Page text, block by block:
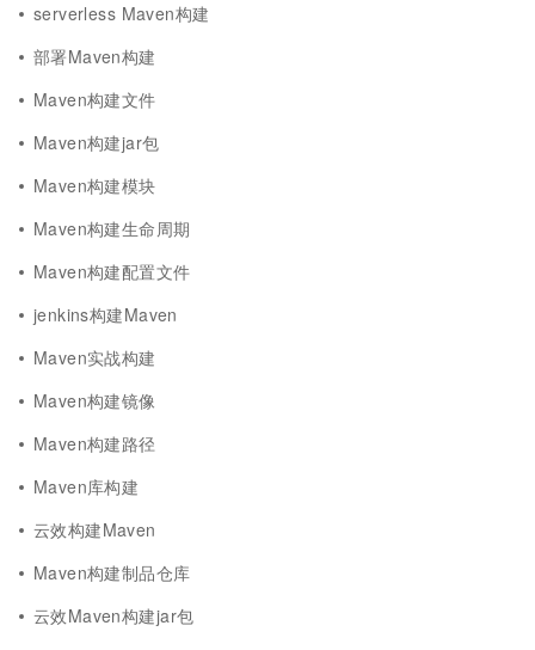
serverless Maven构建
部署Maven构建
Maven构建文件
Maven构建jar包
Maven构建模块
Maven构建生命周期
Maven构建配置文件
jenkins构建Maven
Maven实战构建
Maven构建镜像
Maven构建路径
Maven库构建
云效构建Maven
Maven构建制品仓库
云效Maven构建jar包